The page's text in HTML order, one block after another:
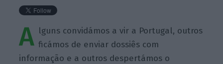
A lguns convidámos a vir a Portugal, outros
ficámos de enviar dossiês com
informação e a outros despertámos o